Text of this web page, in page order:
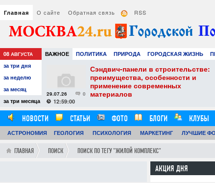
Главная О сайте Обратная связь RSS
08 АВГУСТА ВАЖНОЕ ПОЛИТИКА ПРИРОДА ГОРОДСКАЯ ЖИЗНЬ
РАЗВЛЕЧЕНИЯ И ОТДЫХ
за три дня
за неделю
за месяц
за три месяца
советы для
0
29.07.26
12:59:00
Сэндвич-панели в строительстве:
преимущества, особенности и
применение современных
материалов
НОВОСТИ СТАТЬИ ФОТО БЛОГИ КЛУБЫ
АСТРОНОМИЯ ГЕОЛОГИЯ ПСИХОЛОГИЯ МАРКЕТИНГ ЛУЧШИЕ
ГЛАВНАЯ ПОИСК ПОИСК ПО ТЕГУ "ЖИЛОЙ КОМПЛЕКС"
АКЦИЯ ДНЯ